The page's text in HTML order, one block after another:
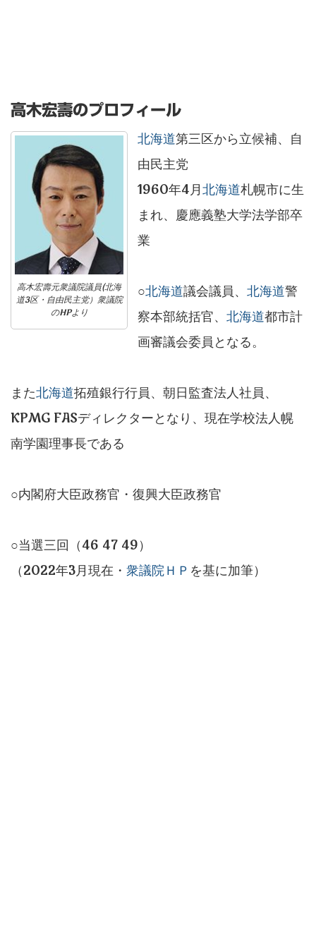
高木宏壽のプロフィール
高木宏壽元衆議院議員(北海
道3区・自由民主党）衆議院
のHPより
北海道第三区から立候補、自
由民主党
1960年4月北海道札幌市に生
まれ、慶應義塾大学法学部卒
業
○北海道議会議員、 北海道警
察本部統括官、 北海道都市計
画審議会委員となる。
また北海道拓殖銀行行員、朝日監査法人社員、
KPMG FASディレクターとなり、現在学校法人幌
南学園理事長である
○内閣府大臣政務官・復興大臣政務官
○当選三回（46 47 49）
（2022年3月現在・ 衆議院ＨＰ を基に加筆）